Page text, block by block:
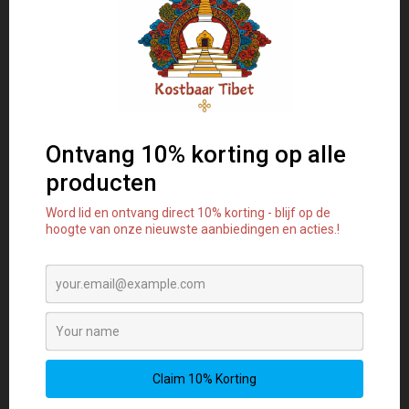
met onze handgemaakte
Tibetaanse ketting – een
symbool van wijsheid en
innerlijke rust, verpakt in
tijdloze elegantie.
✨ Perfect voor bewuste zielen
✨ Ethisch vervaardigd
✨ Unieke en krachtige
edelstenen
Edelsteen- citrien
zilver